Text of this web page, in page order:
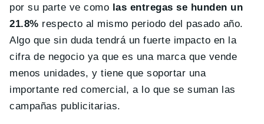
por su parte ve como las entregas se hunden un
21.8% respecto al mismo periodo del pasado año.
Algo que sin duda tendrá un fuerte impacto en la
cifra de negocio ya que es una marca que vende
menos unidades, y tiene que soportar una
importante red comercial, a lo que se suman las
campañas publicitarias.